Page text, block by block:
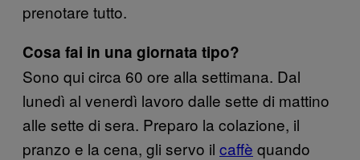
prenotare tutto.
Cosa fai in una giornata tipo?
Sono qui circa 60 ore alla settimana. Dal
lunedì al venerdì lavoro dalle sette di mattino
alle sette di sera. Preparo la colazione, il
pranzo e la cena, gli servo il caffè quando